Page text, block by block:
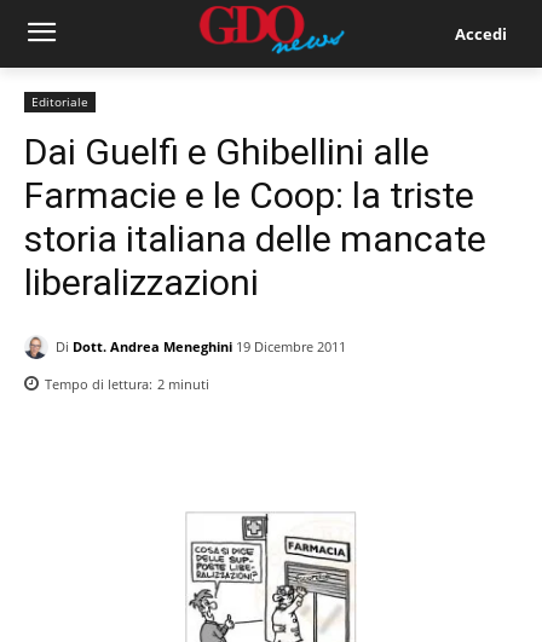
Accedi
Editoriale
Dai Guelfi e Ghibellini alle
Farmacie e le Coop: la triste
storia italiana delle mancate
liberalizzazioni
Di Dott. Andrea Meneghini 19 Dicembre 2011
Tempo di lettura: 2 minuti